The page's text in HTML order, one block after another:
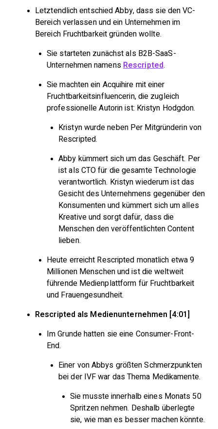
Letztendlich entschied Abby, dass sie den VC-
Bereich verlassen und ein Unternehmen im
Bereich Fruchtbarkeit gründen wollte.
Sie starteten zunächst als B2B-SaaS-
Unternehmen namens Rescripted .
Sie machten ein Acquihire mit einer
Fruchtbarkeitsinfluencerin, die zugleich
professionelle Autorin ist: Kristyn Hodgdon.
Kristyn wurde neben Per Mitgründerin von
Rescripted.
Abby kümmert sich um das Geschäft. Per
ist als CTO für die gesamte Technologie
verantwortlich. Kristyn wiederum ist das
Gesicht des Unternehmens gegenüber den
Konsumenten und kümmert sich um alles
Kreative und sorgt dafür, dass die
Menschen den veröffentlichten Content
lieben.
Heute erreicht Rescripted monatlich etwa 9
Millionen Menschen und ist die weltweit
führende Medienplattform für Fruchtbarkeit
und Frauengesundheit.
Rescripted als Medienunternehmen [4:01]
Im Grunde hatten sie eine Consumer-Front-
End.
Einer von Abbys größten Schmerzpunkten
bei der IVF war das Thema Medikamente.
Sie musste innerhalb eines Monats 50
Spritzen nehmen. Deshalb überlegte
sie, wie man es besser machen könnte.